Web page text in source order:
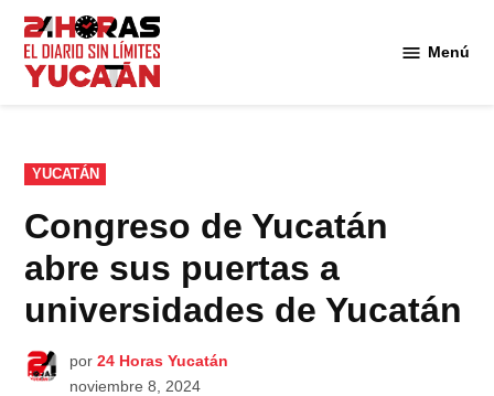
Saltar
contenido
Menú
PUBLICADO
EN
YUCATÁN
Congreso de Yucatán
abre sus puertas a
universidades de Yucatán
por 24 Horas Yucatán
noviembre 8, 2024